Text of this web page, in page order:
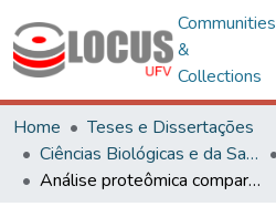
Communities
&
Collections
Home
Teses e Dissertações
Ciências Biológicas e da Saúde
Análise proteômica comparativa do intestino de Anticarsia gemmatalis em resposta a inibidores de proteases